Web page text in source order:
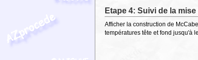
Etape 4: Suivi de la
Afficher la construction de
températures tête et fond jusqu'à